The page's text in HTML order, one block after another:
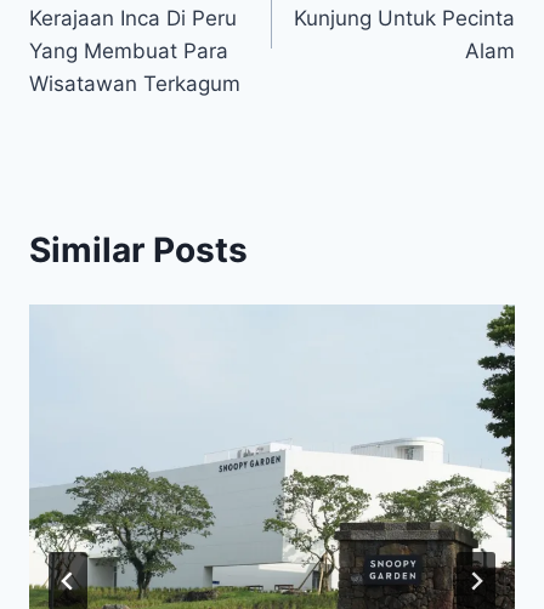
Kerajaan Inca Di Peru
Yang Membuat Para
Wisatawan Terkagum
Kunjung Untuk Pecinta
Alam
Similar Posts